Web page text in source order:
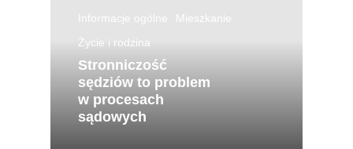
Informacje ogólne
Mieszkanie
Życie i rodzina
Stronniczość
sędziów to problem
w procesach
sądowych